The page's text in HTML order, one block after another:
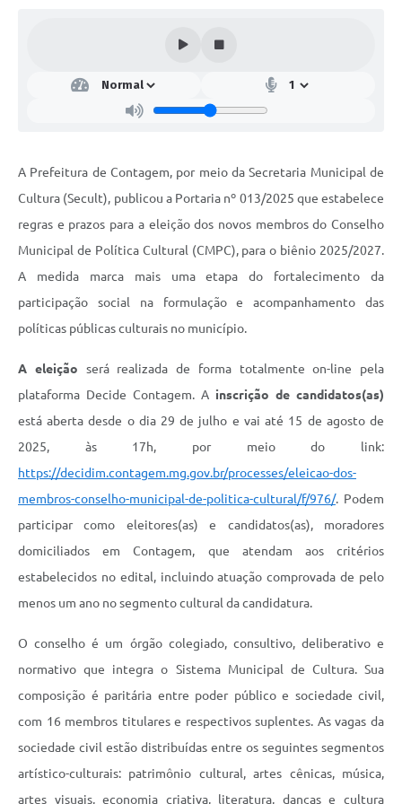
A Prefeitura de Contagem, por meio da Secretaria Municipal de
Cultura (Secult), publicou a Portaria nº 013/2025 que estabelece
regras e prazos para a eleição dos novos membros do Conselho
Municipal de Política Cultural (CMPC), para o biênio 2025/2027.
A medida marca mais uma etapa do fortalecimento da
participação social na formulação e acompanhamento das
políticas públicas culturais no município.
A eleição será realizada de forma totalmente on-line pela
plataforma Decide Contagem. A inscrição de candidatos(as)
está aberta desde o dia 29 de julho e vai até 15 de agosto de
2025, às 17h, por meio do link:
https://decidim.contagem.mg.gov.br/processes/eleicao-dos-
membros-conselho-municipal-de-politica-cultural/f/976/. Podem
participar como eleitores(as) e candidatos(as), moradores
domiciliados em Contagem, que atendam aos critérios
estabelecidos no edital, incluindo atuação comprovada de pelo
menos um ano no segmento cultural da candidatura.
O conselho é um órgão colegiado, consultivo, deliberativo e
normativo que integra o Sistema Municipal de Cultura. Sua
composição é paritária entre poder público e sociedade civil,
com 16 membros titulares e respectivos suplentes. As vagas da
sociedade civil estão distribuídas entre os seguintes segmentos
artístico-culturais: patrimônio cultural, artes cênicas, música,
artes visuais, economia criativa, literatura, danças e cultura